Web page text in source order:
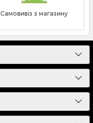
Самовивіз з магазину